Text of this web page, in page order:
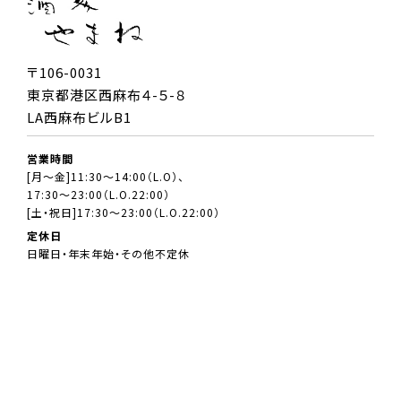
〒106-0031
東京都港区西麻布４-５-８
LA西麻布ビルB1
営業時間
[月～金]11:30～14:00（L.O）、
17:30～23:00（L.O.22:00）
[土・祝日]17:30～23:00（L.O.22:00）
定休日
日曜日・年末年始・その他不定休